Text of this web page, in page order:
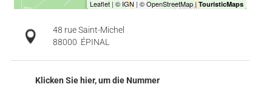
48 rue Saint-Michel
88000 ÉPINAL
Klicken Sie hier, um die Nummer